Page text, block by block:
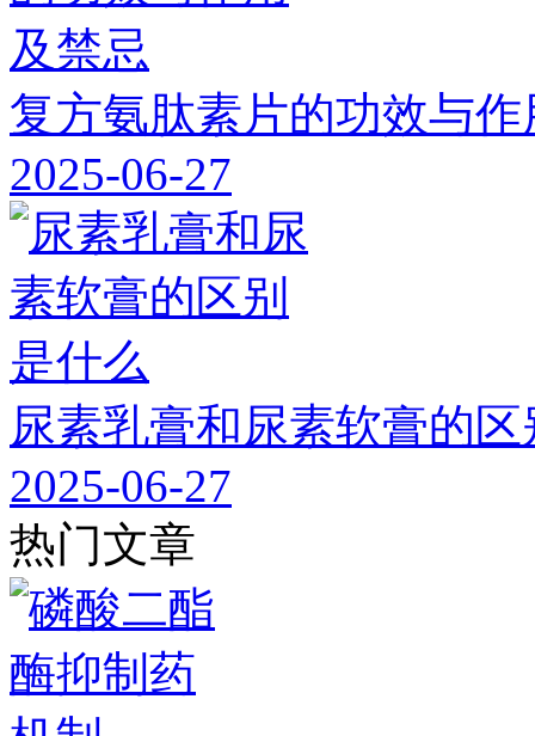
复方氨肽素片的功效与
2025-06-27
尿素乳膏和尿素软膏的
2025-06-27
热门文章